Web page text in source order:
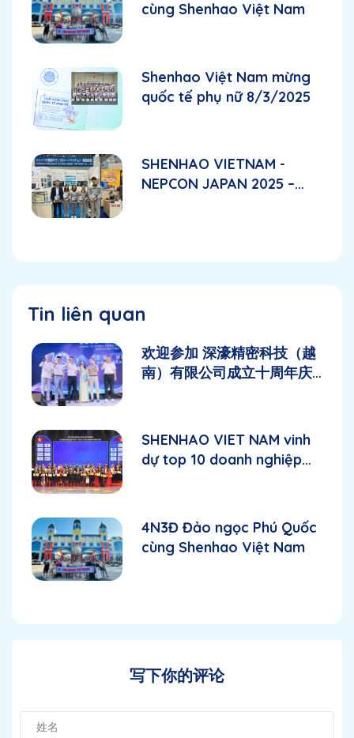
cùng Shenhao Việt Nam
Shenhao Việt Nam mừng
quốc tế phụ nữ 8/3/2025
SHENHAO VIETNAM -
NEPCON JAPAN 2025 –
Tin liên quan
欢迎参加 深濠精密科技（越
南）有限公司成立十周年庆
SHENHAO VIET NAM vinh
dự top 10 doanh nghiệp
4N3Đ Đảo ngọc Phú Quốc
cùng Shenhao Việt Nam
写下你的评论